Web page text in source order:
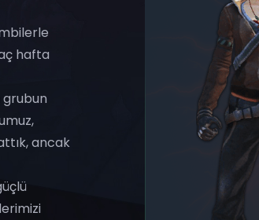
hafta
grubun
ancak